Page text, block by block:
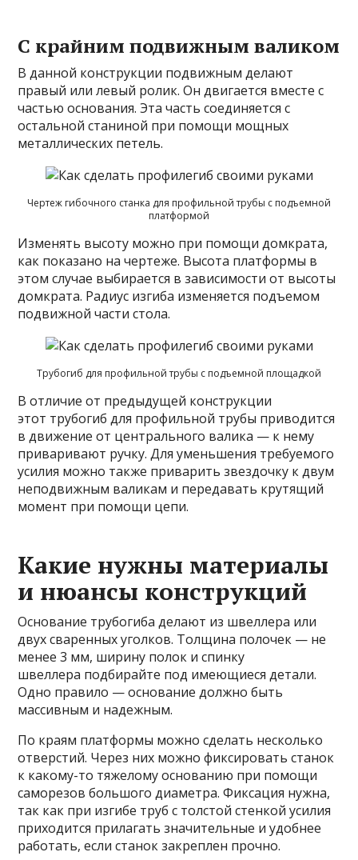
С крайним подвижным валиком
В данной конструкции подвижным делают
правый или левый ролик. Он двигается вместе с
частью основания. Эта часть соединяется с
остальной станиной при помощи мощных
металлических петель.
Чертеж гибочного станка для профильной трубы с подъемной
платформой
Изменять высоту можно при помощи домкрата,
как показано на чертеже. Высота платформы в
этом случае выбирается в зависимости от высоты
домкрата. Радиус изгиба изменяется подъемом
подвижной части стола.
Трубогиб для профильной трубы с подъемной площадкой
В отличие от предыдущей конструкции
этот трубогиб для профильной трубы приводится
в движение от центрального валика — к нему
приваривают ручку. Для уменьшения требуемого
усилия можно также приварить звездочку к двум
неподвижным валикам и передавать крутящий
момент при помощи цепи.
Какие нужны материалы
и нюансы конструкций
Основание трубогиба делают из швеллера или
двух сваренных уголков. Толщина полочек — не
менее 3 мм, ширину полок и спинку
швеллера подбирайте под имеющиеся детали.
Одно правило — основание должно быть
массивным и надежным.
По краям платформы можно сделать несколько
отверстий. Через них можно фиксировать станок
к какому-то тяжелому основанию при помощи
саморезов большого диаметра. Фиксация нужна,
так как при изгибе труб с толстой стенкой усилия
приходится прилагать значительные и удобнее
работать, если станок закреплен прочно.